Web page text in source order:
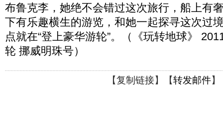
布鲁克李，她绝不会错过这次旅行，船上有
下有乐趣横生的游览，和她一起探寻这次过
点就在“登上豪华游轮”。（《玩转地球》
轮 挪威明珠号）
【复制链接】【转发邮件】